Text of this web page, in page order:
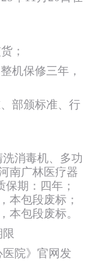
；
机保修三年，
部颁标准、行
消毒机、多功
南广林医疗器
期：四年；
本包段废标；
本包段废标。
院》官网发